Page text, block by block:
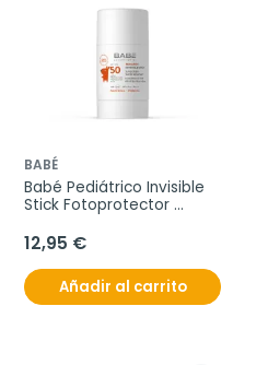
BABÉ
Babé Pediátrico Invisible
Stick Fotoprotector
12,95 €
Añadir al carrito